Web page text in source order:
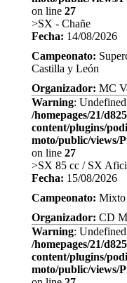
on line 27
>SX - Chañe
Fecha: 14/08/2026
Campeonato:
Castilla y León
Organizador: MC
Warning:
/homepages/21/
content/plugins/
moto/public/views/
on line 27
>SX 85 cc / SX
Fecha: 15/08/2026
Campeonato: Mixto
Organizador: CD
Warning:
/homepages/21/
content/plugins/
moto/public/views/